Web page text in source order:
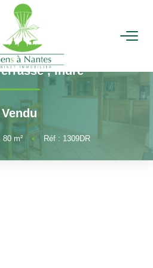
ESTIMER
pièces 3 chambres
,Indre
Vendu
80 m² • Réf : 1309DR